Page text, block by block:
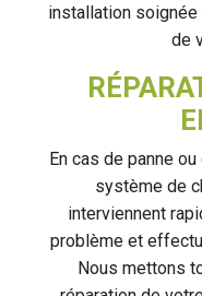
installation soignée
de
En cas de panne
système de
interviennent
problème et
Nous mettons